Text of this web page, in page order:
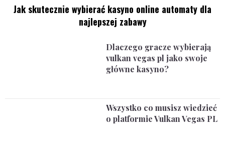
Jak skutecznie wybierać kasyno online automaty dla
najlepszej zabawy
Dlaczego gracze wybierają
vulkan vegas pl jako swoje
główne kasyno?
Wszystko co musisz wiedzieć
o platformie Vulkan Vegas PL